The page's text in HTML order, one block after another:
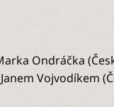
Ondráčka
Vojvodíkem